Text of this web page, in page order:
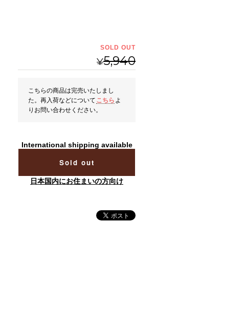
¥5,940
SOLD OUT
こちらの商品は完売いたしまし
た。再入荷などについて こちら よ
りお問い合わせください。
International shipping available
Sold out
日本国内にお住まいの方向け